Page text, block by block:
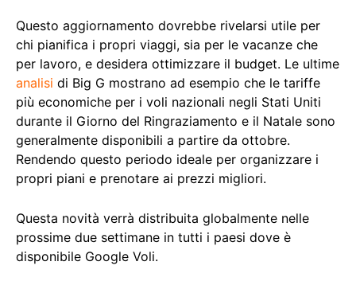
Questo aggiornamento dovrebbe rivelarsi utile per
chi pianifica i propri viaggi, sia per le vacanze che
per lavoro, e desidera ottimizzare il budget. Le ultime
analisi di Big G mostrano ad esempio che le tariffe
più economiche per i voli nazionali negli Stati Uniti
durante il Giorno del Ringraziamento e il Natale sono
generalmente disponibili a partire da ottobre.
Rendendo questo periodo ideale per organizzare i
propri piani e prenotare ai prezzi migliori.
Questa novità verrà distribuita globalmente nelle
prossime due settimane in tutti i paesi dove è
disponibile Google Voli.